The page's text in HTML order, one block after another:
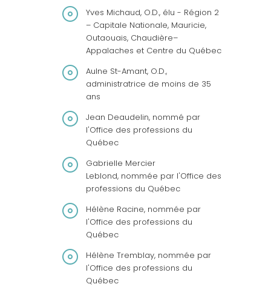
Yves Michaud, O.D., élu - Région 2
– Capitale Nationale, Mauricie,
Outaouais, Chaudière–
Appalaches et Centre du Québec
Aulne St-Amant, O.D.,
administratrice de moins de 35
ans
Jean Deaudelin, nommé par
l'Office des professions du
Québec
Gabrielle Mercier
Leblond, nommée par l'Office des
professions du Québec
Hélène Racine, nommée par
l'Office des professions du
Québec
Hélène Tremblay, nommée par
l'Office des professions du
Québec